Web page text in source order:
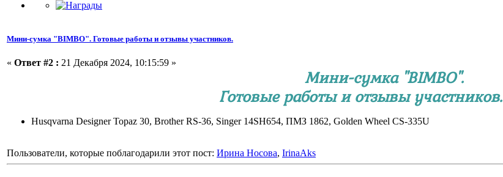
Мини-сумка "BIMBO". Готовые работы и отзывы участников.
« Ответ #2 : 21 Декабря 2024, 10:15:59 »
Мини-сумка "BIMBO".
Готовые работы и отзывы участников.
Husqvarna Designer Topaz 30, Brother RS-36, Singer 14SH654, ПМЗ 1862, Golden Wheel CS-335U
Пользователи, которые поблагодарили этот пост: Ирина Носова, IrinaAks